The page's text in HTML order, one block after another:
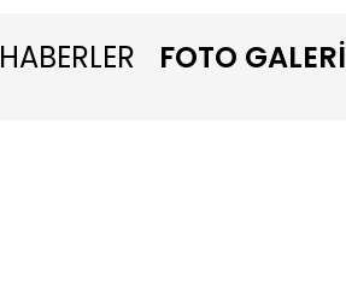
HABERLER FOTO GALERİ